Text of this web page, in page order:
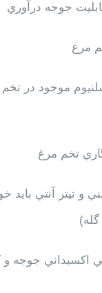
جوجه درآوري
مرغ
موجود در تخم
تخم مرغ
و تيتر آنتي بايد
اكسيداني جوجه و